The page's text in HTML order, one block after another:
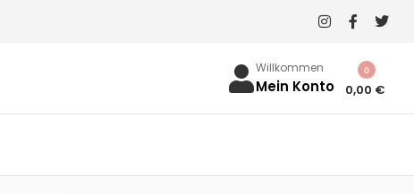
Willkommen
Mein Konto 0,00 €
0